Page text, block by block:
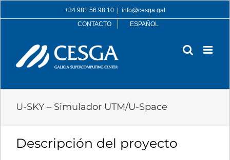
to
+34 981 56 98 10
info@cesga.gal
CONTACTO
ESPAÑOL
U-SKY – Simulador UTM/U-Space
Descripción del proyecto